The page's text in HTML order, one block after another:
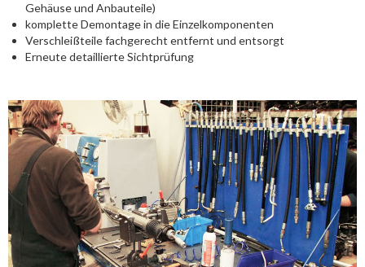
Gehäuse und Anbauteile)
komplette Demontage in die Einzelkomponenten
Verschleißteile fachgerecht entfernt und entsorgt
Erneute detaillierte Sichtprüfung